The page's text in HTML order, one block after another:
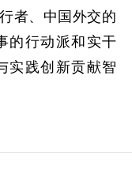
者、中国外交的
的行动派和实干
实践创新贡献智